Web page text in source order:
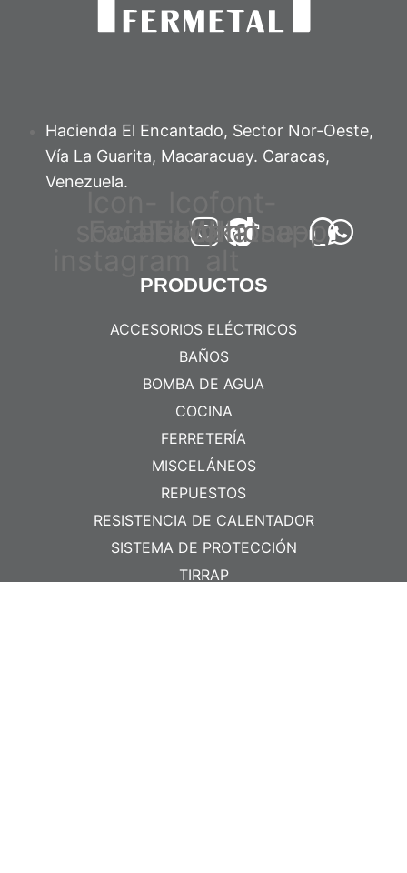
Hacienda El Encantado, Sector Nor-Oeste,
Vía La Guarita, Macaracuay. Caracas,
Venezuela.
Facebook
Tiktok
headphone-
Whatsapp
PRODUCTOS
ACCESORIOS ELÉCTRICOS
BAÑOS
BOMBA DE AGUA
COCINA
FERRETERÍA
MISCELÁNEOS
REPUESTOS
RESISTENCIA DE CALENTADOR
SISTEMA DE PROTECCIÓN
TIRRAP